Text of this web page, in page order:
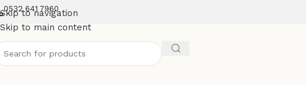
Skip to navigation
Skip to main content
0532 641 7960